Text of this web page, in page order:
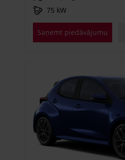
75 kW
Saņemt piedāvājumu